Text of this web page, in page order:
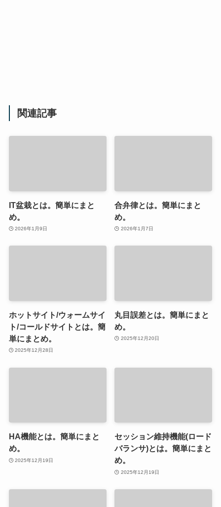
関連記事
IT盆栽とは。簡単にまと
め。
2026年1月9日
合弁律とは。簡単にまと
め。
2026年1月7日
ホットサイト/ウォームサイ
ト/コールドサイトとは。簡
単にまとめ。
2025年12月28日
丸目誤差とは。簡単にまと
め。
2025年12月20日
HA機能とは。簡単にまと
め。
2025年12月19日
セッション維持機能(ロード
バランサ)とは。簡単にまと
め。
2025年12月19日